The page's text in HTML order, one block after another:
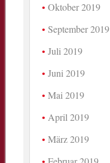
Oktober 2019
September 2019
Juli 2019
Juni 2019
Mai 2019
April 2019
März 2019